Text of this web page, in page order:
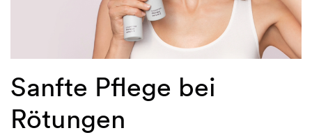
Sanfte Pflege bei
Rötungen